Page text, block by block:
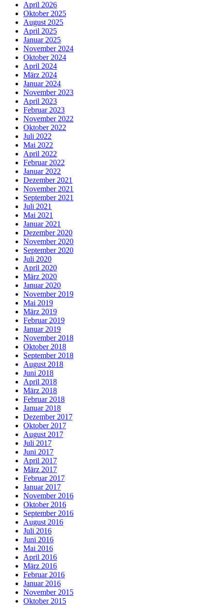
April 2026
Oktober 2025
August 2025
April 2025
Januar 2025
November 2024
Oktober 2024
April 2024
März 2024
Januar 2024
November 2023
April 2023
Februar 2023
November 2022
Oktober 2022
Juli 2022
Mai 2022
April 2022
Februar 2022
Januar 2022
Dezember 2021
November 2021
September 2021
Juli 2021
Mai 2021
Januar 2021
Dezember 2020
November 2020
September 2020
Juli 2020
April 2020
März 2020
Januar 2020
November 2019
Mai 2019
März 2019
Februar 2019
Januar 2019
November 2018
Oktober 2018
September 2018
August 2018
Juni 2018
April 2018
März 2018
Februar 2018
Januar 2018
Dezember 2017
Oktober 2017
August 2017
Juli 2017
Juni 2017
April 2017
März 2017
Februar 2017
Januar 2017
November 2016
Oktober 2016
September 2016
August 2016
Juli 2016
Juni 2016
Mai 2016
April 2016
März 2016
Februar 2016
Januar 2016
November 2015
Oktober 2015